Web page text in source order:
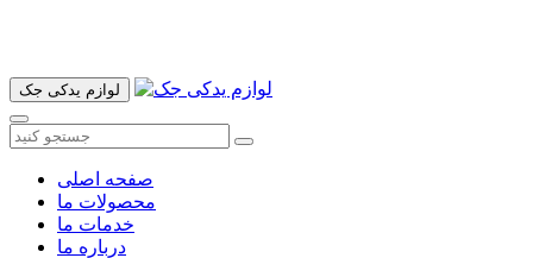
لوازم یدکی جک
صفحه اصلی
محصولات ما
خدمات ما
درباره ما